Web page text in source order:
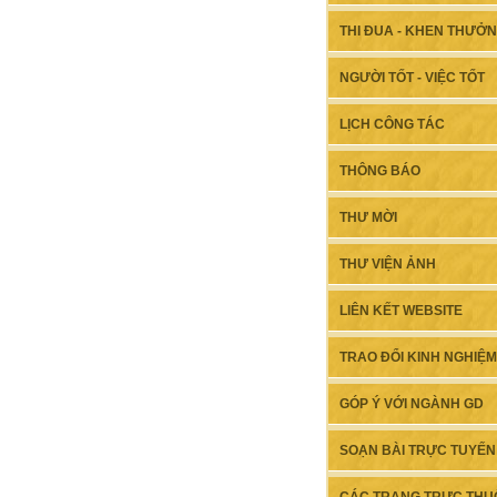
THI ĐUA - KHEN
NGƯỜI TỐT - VIỆC TỐT
LỊCH CÔNG TÁC
THÔNG BÁO
THƯ MỜI
THƯ VIỆN ẢNH
LIÊN KẾT WEBSITE
TRAO ĐỔI KINH NGHIỆM
GÓP Ý VỚI NGÀNH GD
SOẠN BÀI TRỰC TUYẾN